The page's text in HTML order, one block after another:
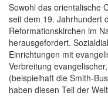
Sowohl das orientalische
seit dem 19. Jahrhundert
Reformationskirchen im
herausgefordert.
Einrichtungen mit
Verbreitung
(beispielhaft die Smith-
haben diesen Teil der